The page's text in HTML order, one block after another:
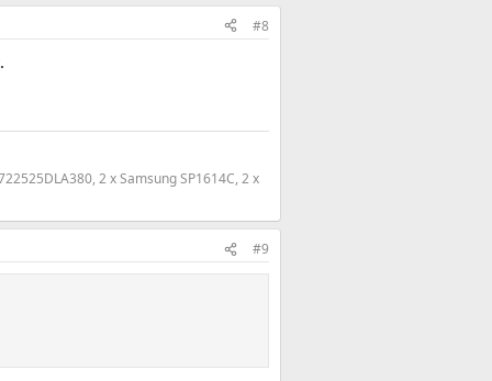
#8
2 x Samsung SP1614C, 2 x
#9